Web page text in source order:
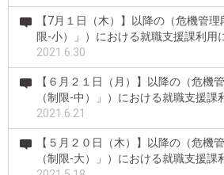
【7月１日（木）】以降の（危機管
限-小）」）における就職支援課利用
2021.6.30
【６月２１日（月）】以降の（危機
（制限-中）」）における就職支援課
2021.6.21
【５月２０日（木）】以降の（危機
（制限-大）」）における就職支援課